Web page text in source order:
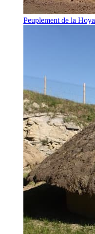
Peuplement de la Hoya